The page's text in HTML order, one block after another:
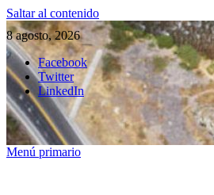
Saltar al contenido
8 agosto, 2026
Facebook
Twitter
LinkedIn
Menú primario